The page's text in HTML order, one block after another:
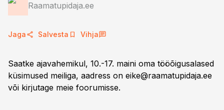
Raamatupidaja.ee
Jaga Salvesta Vihja
Saatke ajavahemikul, 10.-17. maini oma tööõigusalased
küsimused meiliga, aadress on eike@raamatupidaja.ee
või kirjutage meie foorumisse.